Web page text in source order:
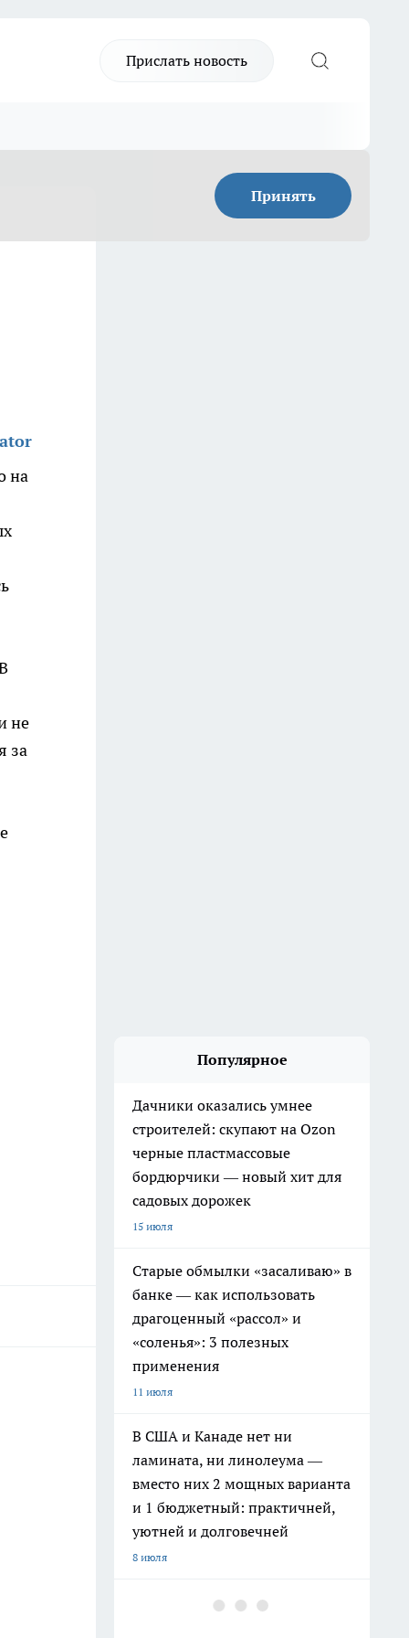
Прислать новость
Принять
на
не
за
Популярное
Дачники оказались умнее
строителей: скупают на Ozon
черные пластмассовые
бордюрчики — новый хит для
садовых дорожек
15 июля
Старые обмылки «засаливаю» в
банке — как использовать
драгоценный «рассол» и
«соленья»: 3 полезных
применения
11 июля
В США и Канаде нет ни
ламината, ни линолеума —
вместо них 2 мощных варианта
и 1 бюджетный: практичней,
уютней и долговечней
8 июля
Рукастые умники скупают на